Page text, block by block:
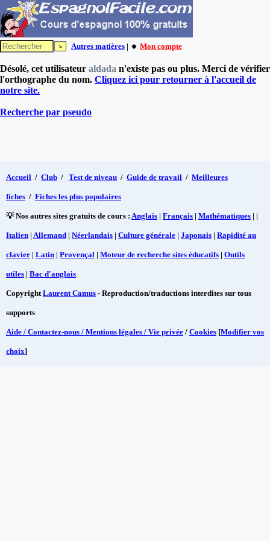
Autres matières | 🔸 Mon compte
Désolé, cet utilisateur aldada n'existe pas ou plus. Merci de vérifier
l'orthographe du nom. Cliquez ici pour retourner à l'accueil de
notre site.
Recherche par pseudo
Accueil / Club / Test de niveau / Guide de travail / Meilleures
fiches / Fiches les plus populaires
💡 Nos autres sites gratuits de cours : Anglais | Français | Mathématiques | |
Italien | Allemand | Néerlandais | Culture générale | Japonais | Rapidité au
clavier | Latin | Provençal | Moteur de recherche sites éducatifs | Outils
utiles | Bac d'anglais
CopyrightLaurent Camus - Reproduction/traductions interdites sur tous
supports
Aide / Contactez-nous / Mentions légales / Vie privée / Cookies [Modifier vos
choix]